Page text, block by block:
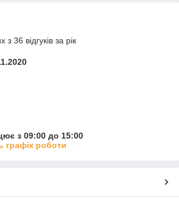
36 відгуків за рік
з 09:00 до 15:00
графік роботи